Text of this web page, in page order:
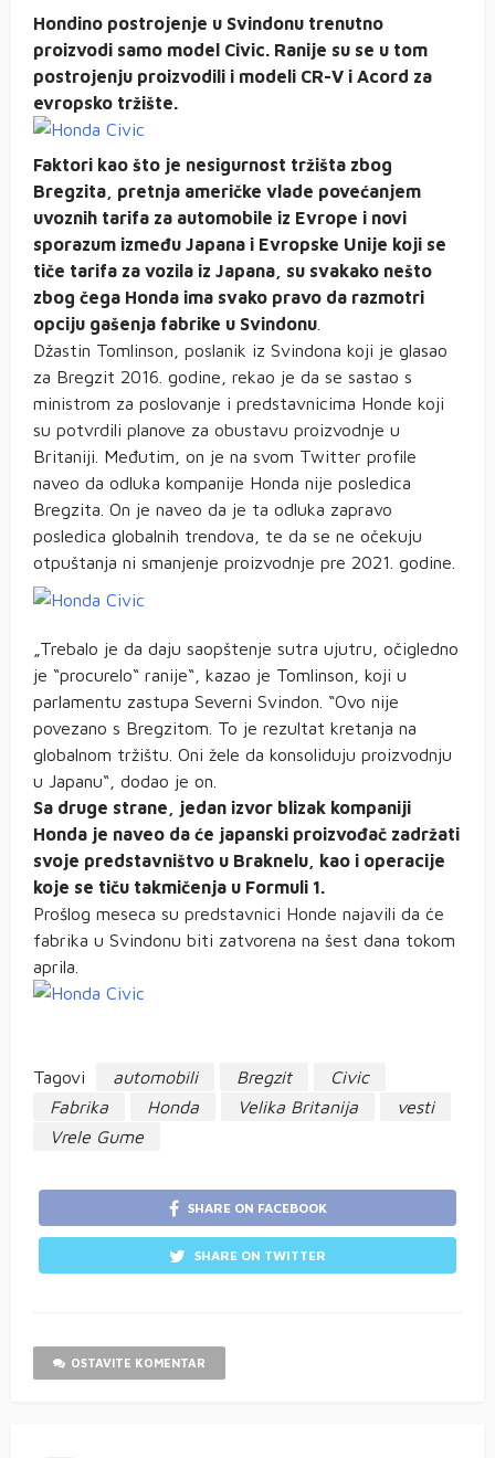
Hondino postrojenje u Svindonu trenutno
proizvodi samo model Civic. Ranije su se u tom
postrojenju proizvodili i modeli CR-V i Acord za
evropsko tržište.
Faktori kao što je nesigurnost tržišta zbog
Bregzita, pretnja američke vlade povećanjem
uvoznih tarifa za automobile iz Evrope i novi
sporazum između Japana i Evropske Unije koji se
tiče tarifa za vozila iz Japana, su svakako nešto
zbog čega Honda ima svako pravo da razmotri
opciju gašenja fabrike u Svindonu
Džastin Tomlinson, poslanik iz Svindona koji je glasao
za Bregzit 2016. godine, rekao je da se sastao s
ministrom za poslovanje i predstavnicima Honde koji
su potvrdili planove za obustavu proizvodnje u
Britaniji. Međutim, on je na svom Twitter profile
naveo da odluka kompanije Honda nije posledica
Bregzita. On je naveo da je ta odluka zapravo
posledica globalnih trendova, te da se ne očekuju
otpuštanja ni smanjenje proizvodnje pre 2021. godine.
„Trebalo je da daju saopštenje sutra ujutru, očigledno
je “procurelo“ ranije“, kazao je Tomlinson, koji u
parlamentu zastupa Severni Svindon. “Ovo nije
povezano s Bregzitom. To je rezultat kretanja na
globalnom tržištu. Oni žele da konsoliduju proizvodnju
u Japanu“, dodao je on.
Sa druge strane, jedan izvor blizak kompaniji
Honda je naveo da će japanski proizvođač zadržati
svoje predstavništvo u Braknelu, kao i operacije
koje se tiču takmičenja u Formuli 1.
Prošlog meseca su predstavnici Honde najavili da će
fabrika u Svindonu biti zatvorena na šest dana tokom
aprila.
Tagovi automobili Bregzit
Civic
Fabrika
Honda Velika Britanija
vesti
Vrele Gume
SHARE ON FACEBOOK
SHARE ON TWITTER
OSTAVITE KOMENTAR